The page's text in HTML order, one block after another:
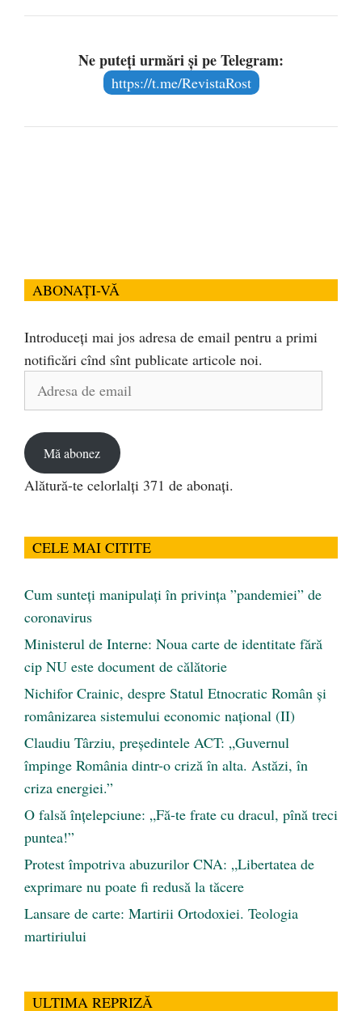
Ne puteți urmări și pe Telegram:
https://t.me/RevistaRost
ABONAȚI-VĂ
Introduceți mai jos adresa de email pentru a primi
notificări cînd sînt publicate articole noi.
Adresa
Mă abonez
Alătură-te celorlalți 371 de abonați.
CELE MAI CITITE
Cum sunteți manipulați în privința ”pandemiei” de
coronavirus
Ministerul de Interne: Noua carte de identitate fără
cip NU este document de călătorie
Nichifor Crainic, despre Statul Etnocratic Român şi
românizarea sistemului economic naţional (II)
Claudiu Târziu, președintele ACT: „Guvernul
împinge România dintr-o criză în alta. Astăzi, în
criza energiei.”
O falsă înțelepciune: „Fă-te frate cu dracul, pînă treci
puntea!”
Protest împotriva abuzurilor CNA: „Libertatea de
exprimare nu poate fi redusă la tăcere
Lansare de carte: Martirii Ortodoxiei. Teologia
martiriului
ULTIMA REPRIZĂ